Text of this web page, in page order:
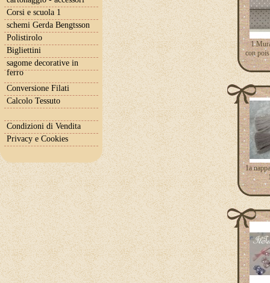
Corsi e scuola 1
schemi Gerda Bengtsson
Polistirolo
Bigliettini
sagome decorative in
ferro
Conversione Filati
Calcolo Tessuto
Condizioni di Vendita
Privacy e Cookies
1
con
1a